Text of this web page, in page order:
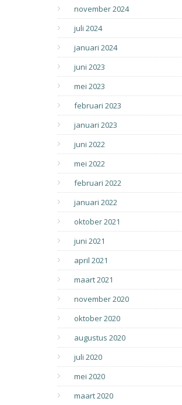
november 2024
juli 2024
januari 2024
juni 2023
mei 2023
februari 2023
januari 2023
juni 2022
mei 2022
februari 2022
januari 2022
oktober 2021
juni 2021
april 2021
maart 2021
november 2020
oktober 2020
augustus 2020
juli 2020
mei 2020
maart 2020